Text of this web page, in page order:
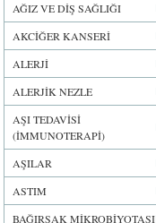
AĞIZ VE DİŞ SAĞLIĞI
AKCİĞER KANSERİ
ALERJİ
ALERJİK NEZLE
AŞI TEDAVİSİ
(İMMUNOTERAPİ)
AŞILAR
ASTIM
BAĞIRSAK MİKROBİYOTASI